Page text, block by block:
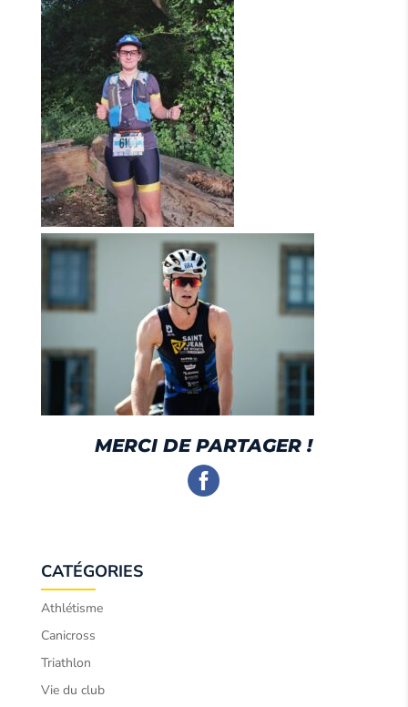
MERCI DE PARTAGER !
CATÉGORIES
Athlétisme
Canicross
Triathlon
Vie du club